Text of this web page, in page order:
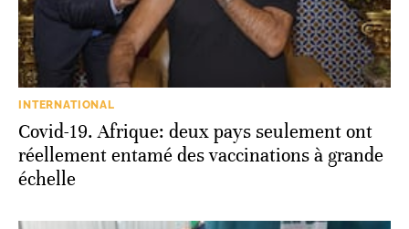
INTERNATIONAL
Covid-19. Afrique: deux pays seulement ont
réellement entamé des vaccinations à grande
échelle